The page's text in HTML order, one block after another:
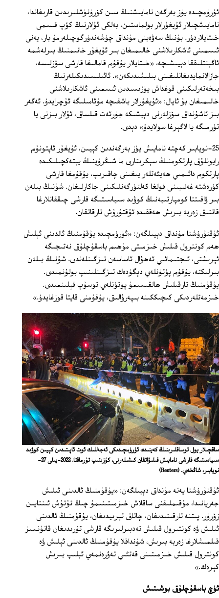
ئۈرۈمچىدە يۈز بەرگەن نامايىشنىڭ سىن كۆرۈنۈشلىرىدىن قارىغاندا،
نامايىشچىلار ئۇيغۇرلار بولماستىن، بەلكى ئۇلارنىڭ كۆپ قىسمى
خىتايلاردۇر. بۇنىڭ سەۋەبنى مۇنداق چۈشەندۈرگۈچىلەرمۇ بار، يەنى
ئىسمىنى ئاشكارىلاشنى خالىمىغان بىر ئۇيغۇر خانىمنىڭ بىرلەشمە
ئاگېنتلىققا دېيىشىچە، «خىتايلار يۇقۇم قامالىغا قارشى سۆزلىسە،
جازالانمايدىغانلىغىنى بىلىشىدىكەن». ئائىلىسىدىكىلەرنىڭ
بىخەتەرلىكىنى قوغداش يۈزىسىدىن ئىسمىنى ئاشكارىلاشنى
خالىمىغان بۇ ئايال: «ئۇيغۇرلار باشقىچە مۇئامىلىگە ئۇچرايدۇ. ئەگەر
بىز ئاشۇنداق سۆزلەرنى دېيشىكە جۈرئەت قىلساق، ئۇلار بىزنى يا
تۈرمىگە يا لاگېرغا سولايدۇ» دېدى.
25-نويابىر كەچتە نامايىش يۈز بەرگەندىن كېيىن، ئۇيغۇر ئاپتونۇم
رايونلۇق پارتكومنىڭ سېكرىتارى ما شىڭرۇينىڭ يېتەكچىلىكىدە
پارتكوم دائىمىي ھەيئەتلەر يىغىنى چاقىرىپ، يۇقۇمغا قارشى
كۈرەشتە غەلىبىنى قولغا كەلتۈرگەنلىكىنى جاكارلىغان. شۇنىڭ بىلەن
بىر ۋاقىتتا كومپارتىيەنىڭ كوۋىد سىياسىتىگە قارشى چىققانلارغا
قاتتىق زەربە بىرىش ھەققىدە ئۇقتۇرۇش تارقاتقان.
ئۇقتۇرۇشتا مۇنداق دېيىلگەن: «ئۈرۈمچىدە يۇقۇمنىڭ ئالدىنى ئېلىش
ھەم كونترول قىلىش خىزمىتى مۇھىم باسقۇچلۇق نەتىجىگە
ئېرىشتى، ئىجتىمائىي ئەھۋال ئاساسەن تىزگىنلەندى. شۇنىڭ بىلەن
بىرلىكتە، يۇقۇم پۈتۈنلەي دېگۈدەك تىزگىنلىنىپ بولۇنمىدى.
يۇقۇمنىڭ تارقىلىش ھالقىسىمۇ پۈتۈنلەي توسۇپ قېلىنمىدى.
خىزمەتلەردىكى كىچىككىنە بىپەرۋالىق، يۇقۇمنى قايتا قوزغايدۇ.»
ساقچىلار يول توساقلىرىنىڭ كەينىدە، ئۈرۈمچىدىكى ئەجەللىك ئوت ئاپىتىدىن كېيىن كوۋىد
سىياسىتىگە قارشى نامايىش قىلىۋاتقان كىشىلەرنى، كۈزىتىپ تۇرماقتا. 2022-يىلى 27-
نويابىر، شاڭخەي. (Reuters)
ئۇقتۇرۇشتا يەنە مۇنداق دېيىلگەن: «يۇقۇمنىڭ ئالدىنى ئىلىش
جەريانىدا، مۇقىملىقنى ساقلاش خىزمىتىنىمۇ چىڭ تۇتۇش ئىنتايىن
زۆرۈر. پىتنە تارقىتىدىغان، چاتاق تېرىيدىغان، يۇقۇمنىڭ ئالدىنى
ئىلىش ۋە كونتىرول قىلىش تەدبىرلىرىگە قارشى تۇرىدىغان قانۇنسىز
قىلمىشلارغا زەربە بىرىش، شۇنداقلا يۇقۇمنىڭ ئالدىنى ئېلىش ۋە
كونترول قىلىش خىزمىتىنى قەتئىي تەۋرەنمەي ئېلىپ بىرىش
كېرەك.»
ئۈچ باسقۇچلۇق بوشىتىش